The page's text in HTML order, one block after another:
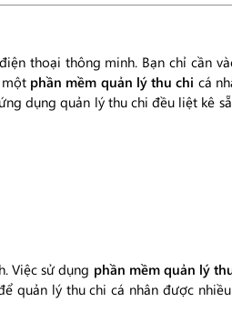
thoại thông minh. Bạn chỉ cần
một phần mềm quản lý thu chi cá
dụng quản lý thu chi đều liệt kê
Việc sử dụng phần mềm quản lý
quản lý thu chi cá nhân được